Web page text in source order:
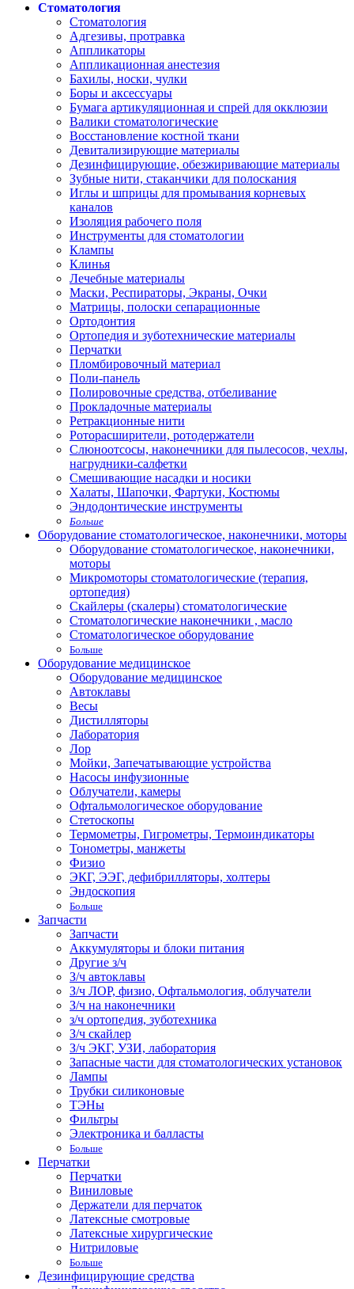
Стоматология
Стоматология
Адгезивы, протравка
Аппликаторы
Аппликационная анестезия
Бахилы, носки, чулки
Боры и аксессуары
Бумага артикуляционная и спрей для окклюзии
Валики стоматологические
Восстановление костной ткани
Девитализирующие материалы
Дезинфицирующие, обезжиривающие материалы
Зубные нити, стаканчики для полоскания
Иглы и шприцы для промывания корневых
каналов
Изоляция рабочего поля
Инструменты для стоматологии
Клампы
Клинья
Лечебные материалы
Маски, Респираторы, Экраны, Очки
Матрицы, полоски сепарационные
Ортодонтия
Ортопедия и зуботехнические материалы
Перчатки
Пломбировочный материал
Поли-панель
Полировочные средства, отбеливание
Прокладочные материалы
Ретракционные нити
Роторасширители, ротодержатели
Слюноотсосы, наконечники для пылесосов, чехлы,
нагрудники-салфетки
Смешивающие насадки и носики
Халаты, Шапочки, Фартуки, Костюмы
Эндодонтические инструменты
Больше
Оборудование стоматологическое, наконечники, моторы
Оборудование стоматологическое, наконечники,
моторы
Микромоторы стоматологические (терапия,
ортопедия)
Скайлеры (скалеры) стоматологические
Стоматологические наконечники , масло
Стоматологическое оборудование
Больше
Оборудование медицинское
Оборудование медицинское
Автоклавы
Весы
Дистилляторы
Лаборатория
Лор
Мойки, Запечатывающие устройства
Насосы инфузионные
Облучатели, камеры
Офтальмологическое оборудование
Стетоскопы
Термометры, Гигрометры, Термоиндикаторы
Тонометры, манжеты
Физио
ЭКГ, ЭЭГ, дефибрилляторы, холтеры
Эндоскопия
Больше
Запчасти
Запчасти
Аккумуляторы и блоки питания
Другие з/ч
З/ч автоклавы
З/ч ЛОР, физио, Офтальмология, облучатели
З/ч на наконечники
з/ч ортопедия, зуботехника
З/ч скайлер
З/ч ЭКГ, УЗИ, лаборатория
Запасные части для стоматологических установок
Лампы
Трубки силиконовые
ТЭНы
Фильтры
Электроника и балласты
Больше
Перчатки
Перчатки
Виниловые
Держатели для перчаток
Латексные смотровые
Латексные хирургические
Нитриловые
Больше
Дезинфицирующие средства